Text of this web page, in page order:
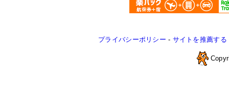
プライバシーポリシー - サイトを推薦する